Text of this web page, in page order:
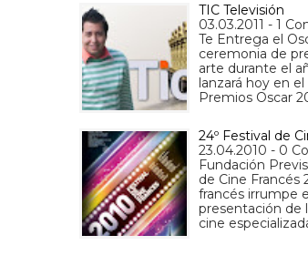
TIC Televisión
03.03.2011 - 1
Te Entrega el
ceremonia de
arte durante el
lanzará hoy en
Premios Oscar
24º Festival de
23.04.2010 - 0
Fundación
de Cine Francés
francés irrumpe
presentación de
cine